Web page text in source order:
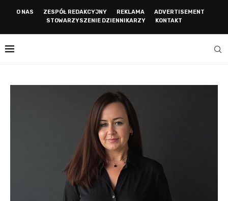
O NAS ZESPÓŁ REDAKCYJNY REKLAMA
ADVERTISEMENT
STOWARZYSZENIE DZIENNIKARZY
KONTAKT